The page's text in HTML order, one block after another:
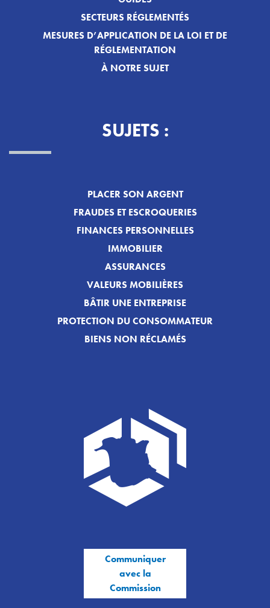
SECTEURS RÉGLEMENTÉS
MESURES D’APPLICATION DE LA LOI ET DE
RÉGLEMENTATION
À NOTRE SUJET
SUJETS :
PLACER SON ARGENT
FRAUDES ET ESCROQUERIES
FINANCES PERSONNELLES
IMMOBILIER
ASSURANCES
VALEURS MOBILIÈRES
BÂTIR UNE ENTREPRISE
PROTECTION DU CONSOMMATEUR
BIENS NON RÉCLAMÉS
Communiquer
avec la
Commission